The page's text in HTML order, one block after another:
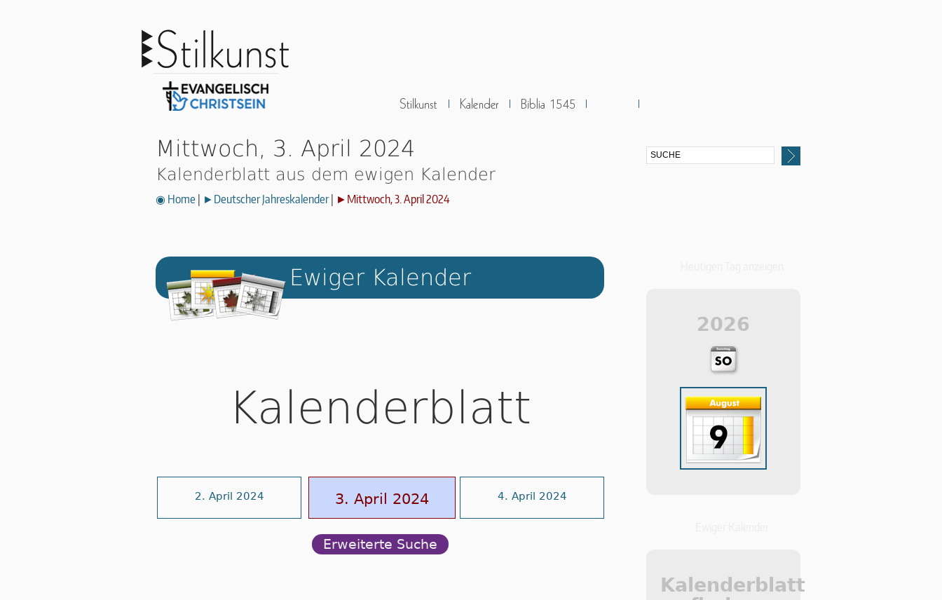
Mittwoch, 3. April 2024
Kalenderblatt aus dem ewigen Kalender
◉ Home ►Deutscher Jahreskalender| ►Mittwoch, 3. April 2024
Ewiger Kalender
Kalenderblatt
2. April 2024 3. April 2024 4. April 2024
Erweiterte Suche
2026
Kalenderblatt